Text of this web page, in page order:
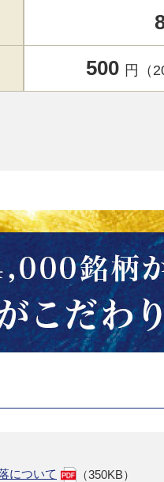
500 円（
について
（350KB）